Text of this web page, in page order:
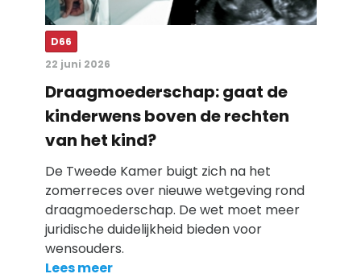
D66
22 juni 2026
Draagmoederschap: gaat de
kinderwens boven de rechten
van het kind?
De Tweede Kamer buigt zich na het
zomerreces over nieuwe wetgeving rond
draagmoederschap. De wet moet meer
juridische duidelijkheid bieden voor
wensouders.
Lees meer